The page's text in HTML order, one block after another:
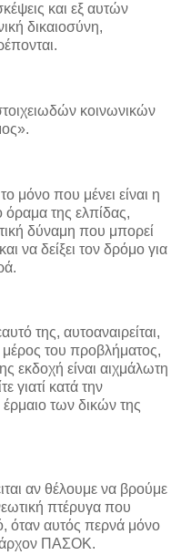
και εξ αυτών
δικαιοσύνη,
κοινωνικών
μόνο που μένει είναι η
όραμα της ελπίδας,
δύναμη που μπορεί
να δείξει τον δρόμο για
της, αυτοαναιρείται,
μέρος του προβλήματος,
εκδοχή είναι αιχμάλωτη
γιατί κατά την
των δικών της
αν θέλουμε να βρούμε
πτέρυγα που
όταν αυτός περνά μόνο
ΠΑΣΟΚ.